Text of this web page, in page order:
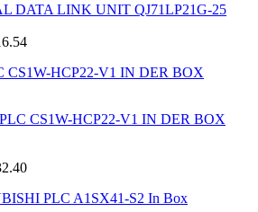
DATA LINK UNIT QJ71LP21G-25
CS1W-HCP22-V1 IN DER BOX